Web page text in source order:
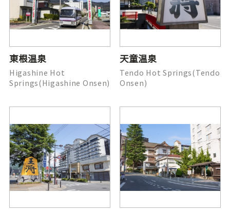
東根温泉
Higashine Hot
Springs(Higashine Onsen)
天童温泉
Tendo Hot Springs(Tendo
Onsen)